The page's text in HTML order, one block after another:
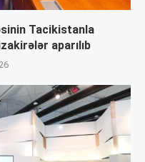
Tacikistanla
aparılıb